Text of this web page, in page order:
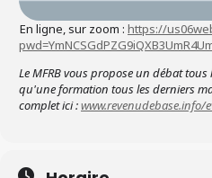
En ligne, sur zoom : https://
Le MFRB vous propose un débat
qu'une formation tous les derniers
complet ici :www.revenudebase.info/